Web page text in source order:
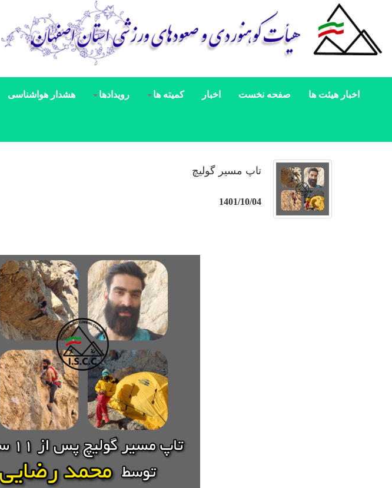
اخبار هیئت ها صفحه نخست اخبار کمیته ها رویدادها هشدار هواشناسی
تاپ مسیر گولیچ
1401/10/04